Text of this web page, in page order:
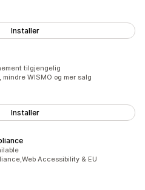
Installer
tilgjengelig
WISMO og mer salg
Installer
Accessibility & EU